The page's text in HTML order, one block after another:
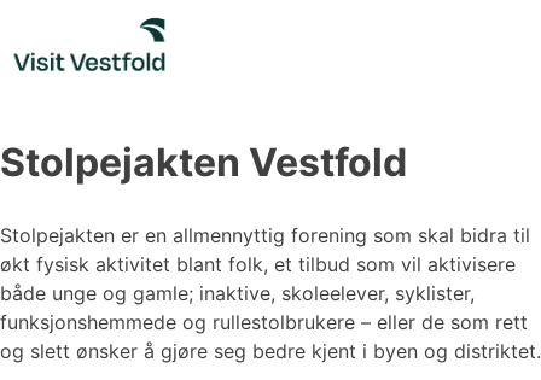
content
Stolpejakten Vestfold
Stolpejakten er en allmennyttig forening som skal bidra til
økt fysisk aktivitet blant folk, et tilbud som vil aktivisere
både unge og gamle; inaktive, skoleelever, syklister,
funksjonshemmede og rullestolbrukere – eller de som rett
og slett ønsker å gjøre seg bedre kjent i byen og distriktet.